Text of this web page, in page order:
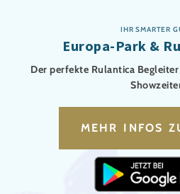
IHR SMARTER
Europa-Park &
Der perfekte Rulantica
MEHR INFOS